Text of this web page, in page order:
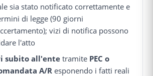
sia stato notificato correttamente e
di legge (90 giorni
vizi di notifica possono
l'atto
subito all'ente tramite PEC o
A/R esponendo i fatti reali